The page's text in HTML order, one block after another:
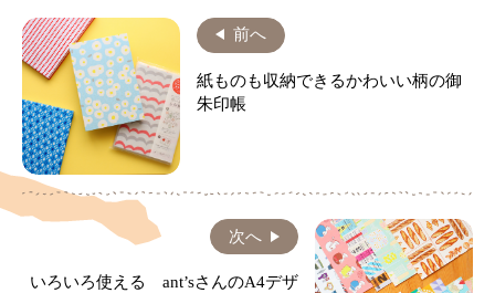
前へ
紙ものも収納できるかわいい柄の御
朱印帳
次へ
いろいろ使える ant’sさんのA4デザ